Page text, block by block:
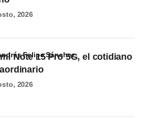
2026
Note 15 Pro 5G, el cotidiano
Felipe Sánchez
2026